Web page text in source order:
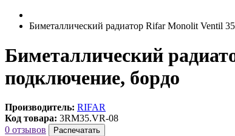
Биметаллический радиатор Rifar Monolit Ventil
Биметаллический
подключение, бордо
Производитель: RIFAR
Код товара: 3RM35.VR-08
0 отзывов
Распечатать